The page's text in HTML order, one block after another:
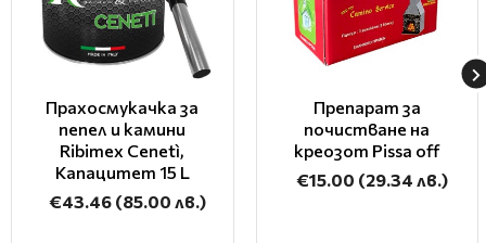
Прахосмукачка за
пепел и камини
Ribimex Cenetì,
Капацитет 15 L
€43.46 (85.00 лв.)
Препарат за
почистване на
креозот Pissa off
€15.00 (29.34 лв.)